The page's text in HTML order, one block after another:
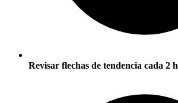
Revisar flechas de tendencia cada 2 h